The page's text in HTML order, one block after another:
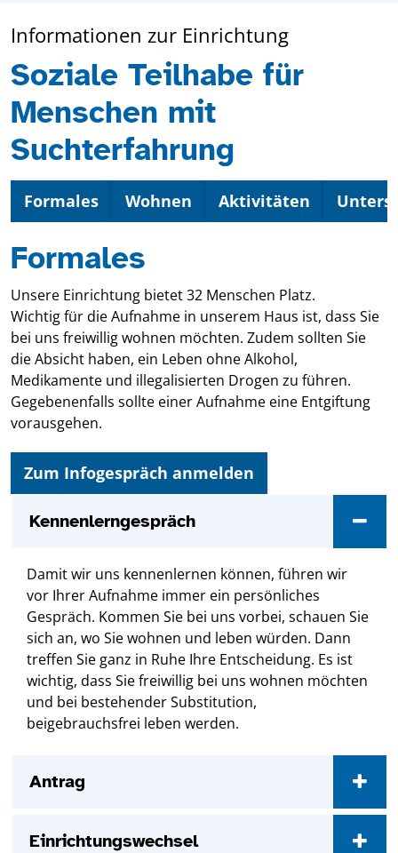
Informationen zur Einrichtung
Soziale Teilhabe für
Menschen mit
Suchterfahrung
Formales Wohnen Aktivitäten
Formales
Unsere Einrichtung bietet 32 Menschen Platz.
Wichtig für die Aufnahme in unserem Haus ist, dass Sie
bei uns freiwillig wohnen möchten. Zudem sollten Sie
die Absicht haben, ein Leben ohne Alkohol,
Medikamente und illegalisierten Drogen zu führen.
Gegebenenfalls sollte einer Aufnahme eine Entgiftung
vorausgehen.
Zum Infogespräch anmelden
Kennenlerngespräch
Damit wir uns kennenlernen können, führen wir
vor Ihrer Aufnahme immer ein persönliches
Gespräch. Kommen Sie bei uns vorbei, schauen Sie
sich an, wo Sie wohnen und leben würden. Dann
treffen Sie ganz in Ruhe Ihre Entscheidung. Es ist
wichtig, dass Sie freiwillig bei uns wohnen möchten
und bei bestehender Substitution,
beigebrauchsfrei leben werden.
Antrag
Einrichtungswechsel